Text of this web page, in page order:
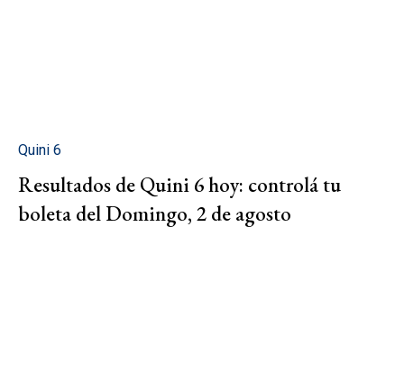
Quini 6
Resultados de Quini 6 hoy: controlá tu
boleta del Domingo, 2 de agosto